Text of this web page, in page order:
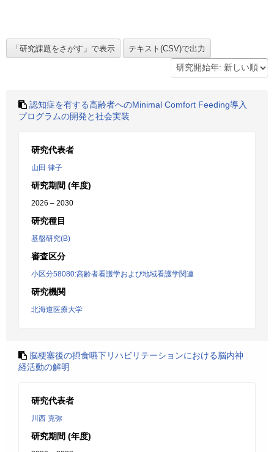
認知症を有する高齢者へのMinimal Comfort Feeding導入
プログラムの開発と社会実装
研究代表者
山田 律子
研究期間 (年度)
2026 – 2030
研究種目
基盤研究(B)
審査区分
小区分58080:高齢者看護学および地域看護学関連
研究機関
北海道医療大学
脳梗塞後の摂食嚥下リハビリテーションにおける脳内神
経活動の解明
研究代表者
川西 克弥
研究期間 (年度)